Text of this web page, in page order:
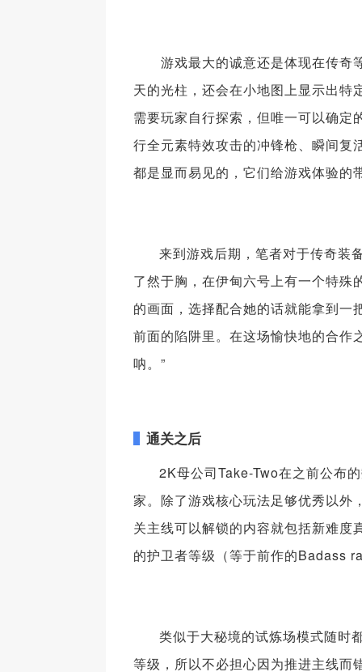
游戏最大的诚意还是体现在传奇
天的光柱，还会在小地图上显示出特
需要玩家自行探索，但唯一可以确定
行全元素特效攻击的冲锋枪、瞬间复
都是显而易见的，它们给游戏体验的
来到游戏后期，笔者对于传奇装
了然于胸，在伊甸六号上有一个特殊
的画面，选择配合她的话就能拿到
前面的陷阱里。在这场愉快地的合作
呐。”
通关之后
2K母公司Take-Two在之前公布
家。除了游戏核心玩法足够优秀以外
关主线可以解锁的内容就包括新难度
的护卫者等级（等于前作的Badass
类似于大秘境的试炼场模式随时
等级，所以不必担心因为推进主线而